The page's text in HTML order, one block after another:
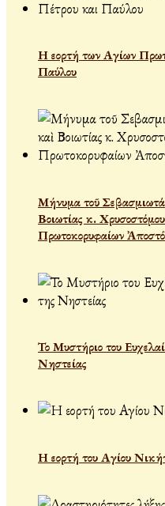
Η εορτή των Αγίων
Παύλου
Μήνυμα τοῦ
Βοιωτίας κ.
Πρωτοκορυφαίων
Το Μυστήριο του
Νηστείας
Η εορτή του Αγίου